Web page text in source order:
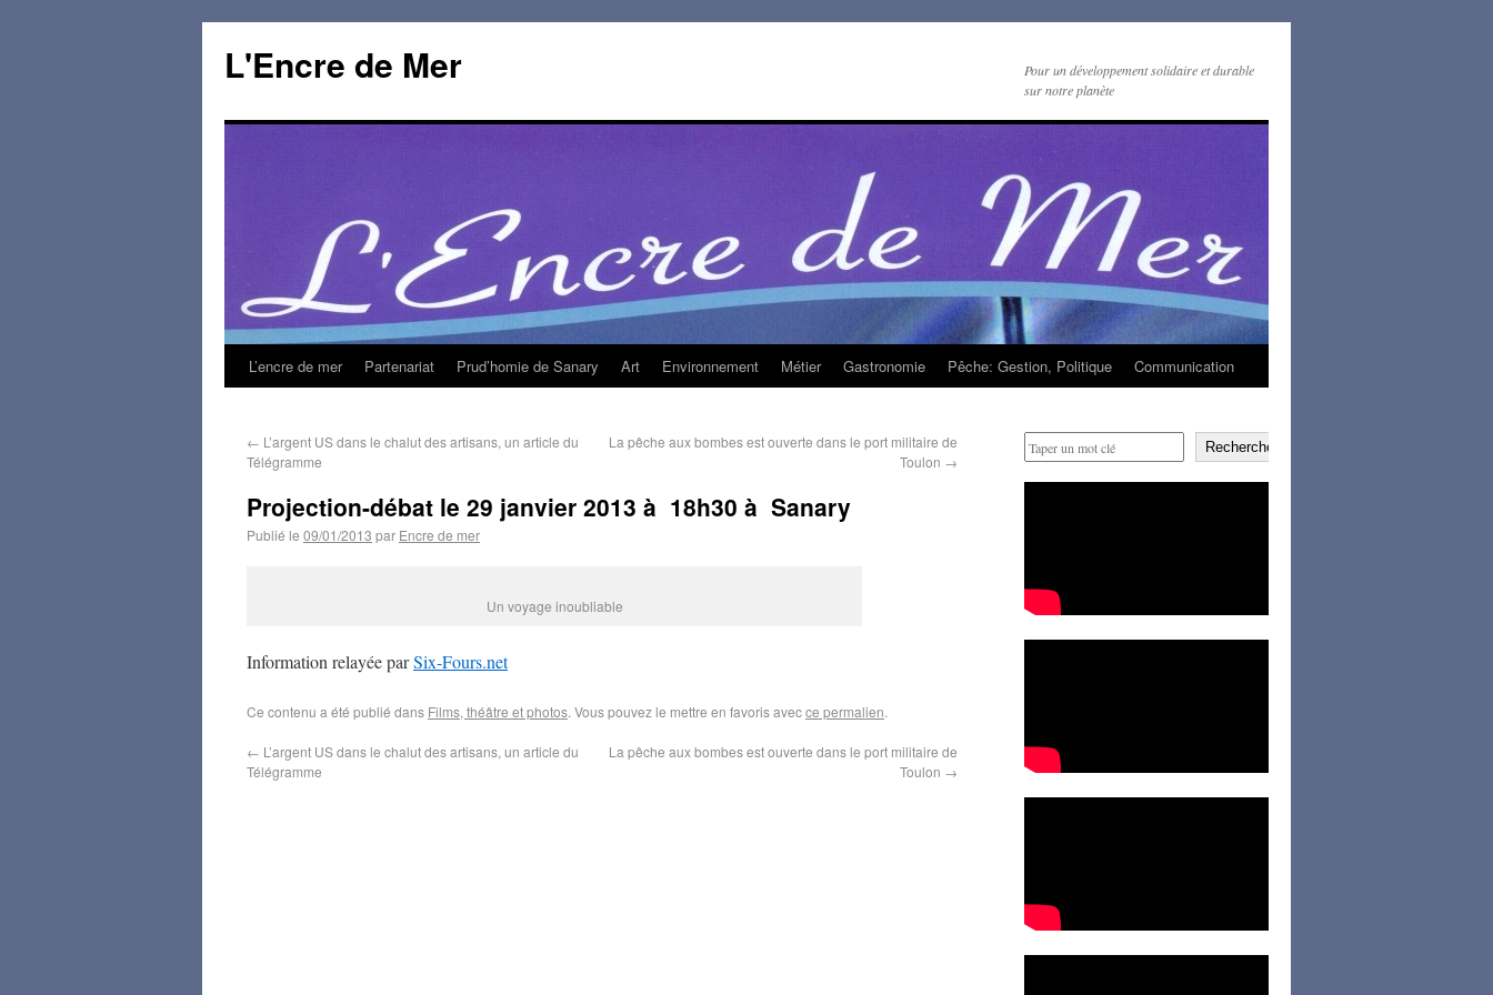
L'Encre de Mer
Pour un développement solidaire et durable
sur notre planète
L’encre de mer Partenariat Prud’homie de Sanary Art Environnement Métier Gastronomie Pêche: Gestion, Politique Communication
← L’argent US dans le chalut des artisans, un article du
Télégramme
La pêche aux bombes est ouverte dans le port militaire de
Toulon →
Projection-débat le 29 janvier 2013 à 18h30 à Sanary
Publié le 09/01/2013 par Encre de mer
Un voyage inoubliable
Information relayée parSix-Fours.net
Ce contenu a été publié dans Films, théâtre et photos. Vous pouvez le mettre en favoris avecce permalien.
← L’argent US dans le chalut des artisans, un article du
Télégramme
La pêche aux bombes est ouverte dans le port militaire de
Toulon →
Rechercher